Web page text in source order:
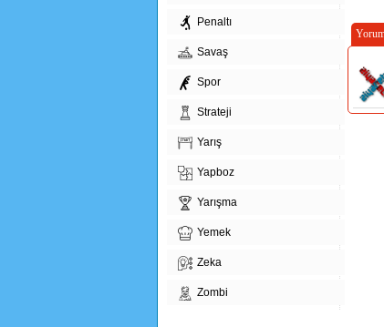
Penaltı
Savaş
Spor
Strateji
Yarış
Yapboz
Yarışma
Yemek
Zeka
Zombi